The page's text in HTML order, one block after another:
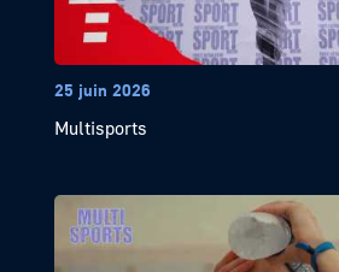
25 juin 2026
Multisports